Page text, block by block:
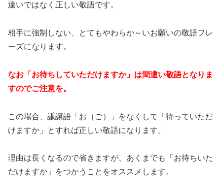
違いではなく正しい敬語です。
相手に強制しない、とてもやわらか～いお願いの敬語フレ
ーズになります。
なお「お待ちしていただけますか」は間違い敬語となりま
すのでご注意を。
この場合、謙譲語「お（ご）」をなくして「待っていただ
けますか」とすれば正しい敬語になります。
理由は長くなるので省きますが、あくまでも「お待ちいた
だけますか」をつかうことをオススメします。